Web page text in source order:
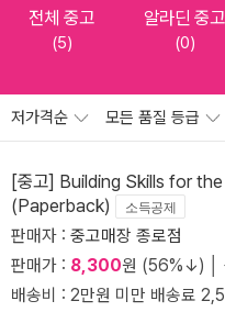
전체 중고
(5)
알라딘 중고
(0)
저가격순 모든 품질 등급
[중고] Building Skills for
(Paperback)
소득공제
판매자 : 중고매장 종로점
판매가 : 8,300원 (56%↓) │
배송비 : 2만원 미만 배송료